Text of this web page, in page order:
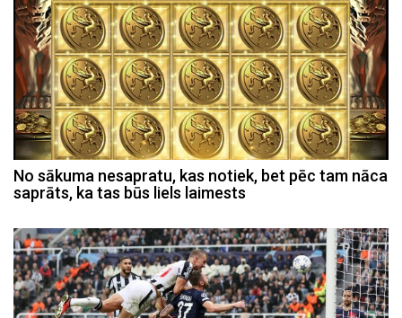
No sākuma nesapratu, kas notiek, bet pēc tam nāca
saprāts, ka tas būs liels laimests